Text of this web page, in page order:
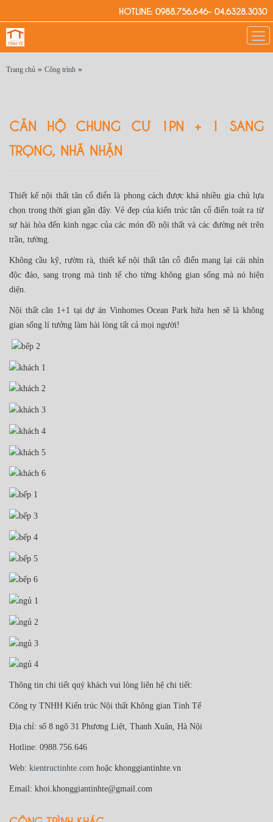
HOTLINE: 0988.756.646- 04.6328.3030
Trang chủ » Công trình »
CĂN HỘ CHUNG CƯ 1PN + 1 SANG
TRỌNG, NHÃ NHẶN
Thiết kế nội thất tân cổ điển là phong cách được khá nhiều gia chủ lựa
chọn trong thời gian gần đây. Vẻ đẹp của kiến trúc tân cổ điển toát ra từ
sự hài hòa đến kinh ngạc của các món đồ nội thất và các đường nét trên
trần, tường.
Không cầu kỹ, rườm rà, thiết kế nội thất tân cổ điển mang lại cái nhìn
độc đáo, sang trọng mà tinh tế cho từng không gian sống mà nó hiện
diện.
Nội thất căn 1+1 tại dự án Vinhomes Ocean Park hứa hẹn sẽ là không
gian sống lí tưởng làm hài lòng tất cả mọi người!
Thông tin chi tiết quý khách vui lòng liên hệ chi tiết:
Công ty TNHH Kiến trúc Nội thất Không gian Tinh Tế
Địa chỉ: số 8 ngõ 31 Phương Liệt, Thanh Xuân, Hà Nội
Hotline: 0988.756.646
Web: kientructinhte.com hoặc khonggiantinhte.vn
Email: khoi.khonggiantinhte@gmail.com